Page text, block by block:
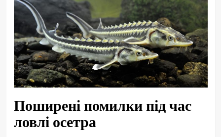
Поширені помилки під час
ловлі осетра